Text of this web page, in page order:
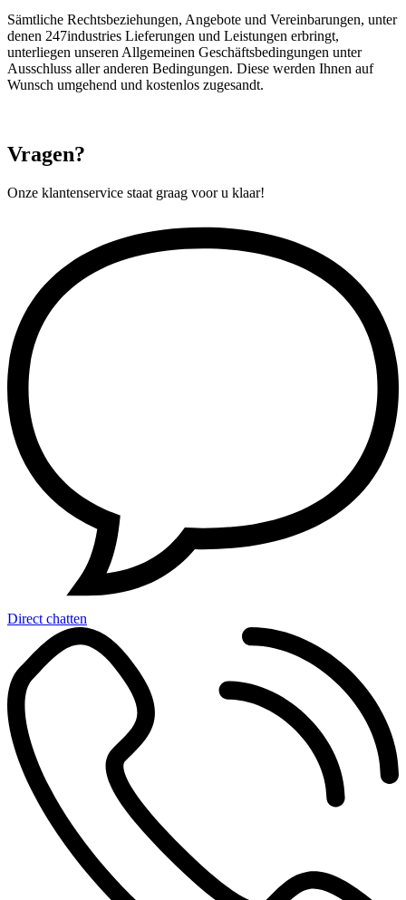
Sämtliche Rechtsbeziehungen, Angebote und Vereinbarungen, unter
denen 247industries Lieferungen und Leistungen erbringt,
unterliegen unseren Allgemeinen Geschäftsbedingungen unter
Ausschluss aller anderen Bedingungen. Diese werden Ihnen auf
Wunsch umgehend und kostenlos zugesandt.
Vragen?
Onze klantenservice staat graag voor u klaar!
Direct chatten